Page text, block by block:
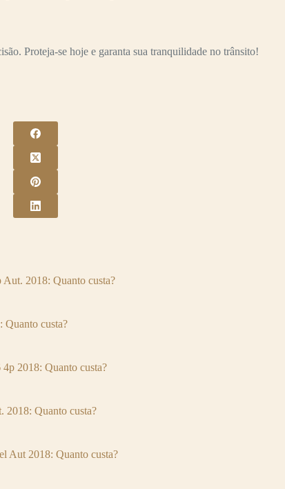
Proteja-se hoje e garanta sua tranquilidade no trânsito!
2018: Quanto custa?
Quanto custa?
2018: Quanto custa?
2018: Quanto custa?
Aut 2018: Quanto custa?